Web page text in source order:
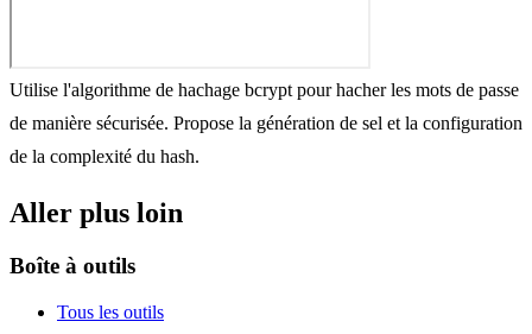
Utilise l'algorithme de hachage bcrypt pour hacher les mots de passe
de manière sécurisée. Propose la génération de sel et la configuration
de la complexité du hash.
Aller plus loin
Boîte à outils
Tous les outils